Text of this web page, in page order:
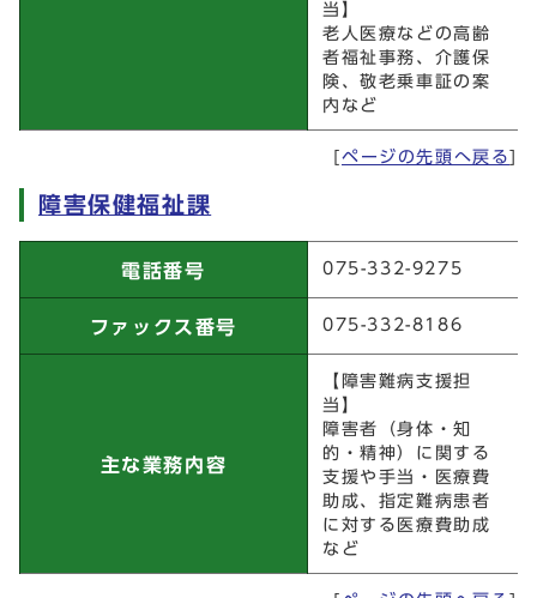
当】
老人医療などの高齢
者福祉事務、介護保
険、敬老乗車証の案
内など
ページの先頭へ戻る
障害保健福祉課
電話番号
075-332-9275
ファックス番号 075-332-8186
主な業務内容
【障害難病支援担
当】
障害者（身体・知
的・精神）に関する
支援や手当・医療費
助成、指定難病患者
に対する医療費助成
など